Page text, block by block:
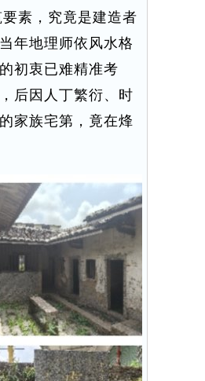
素，究竟是建造者
年地理师依风水格
初衷已难精准考
后因人丁繁衍、时
家族宅第，竟在烽